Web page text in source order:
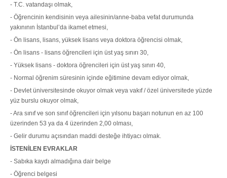
- T.C. vatandaşı olmak,
- Öğrencinin kendisinin veya ailesinin/anne-baba vefat durumunda
yakınının İstanbul’da ikamet etmesi,
- Ön lisans, lisans, yüksek lisans veya doktora öğrencisi olmak,
- Ön lisans - lisans öğrencileri için üst yaş sınırı 30,
- Yüksek lisans - doktora öğrencileri için üst yaş sınırı 40,
- Normal öğrenim süresinin içinde eğitimine devam ediyor olmak,
- Devlet üniversitesinde okuyor olmak veya vakıf / özel üniversitede yüzde
yüz burslu okuyor olmak,
- Ara sınıf ve son sınıf öğrencileri için yılsonu başarı notunun en az 100
üzerinden 53 ya da 4 üzerinden 2,00 olması,
- Gelir durumu açısından maddi desteğe ihtiyacı olmak.
İSTENİLEN EVRAKLAR
- Sabıka kaydı almadığına dair belge
- Öğrenci belgesi